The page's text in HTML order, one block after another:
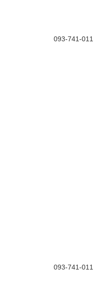
093-741-011
093-741-011